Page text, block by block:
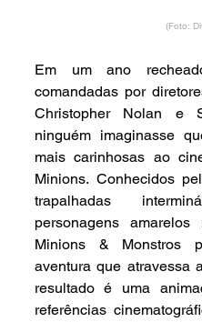
(Foto:
Em um ano
comandadas por
Christopher Nolan e
ninguém imaginasse
mais carinhosas ao
Minions. Conhecidos
trapalhadas
personagens
Minions & Monstros
aventura que atravessa
resultado é uma
referências